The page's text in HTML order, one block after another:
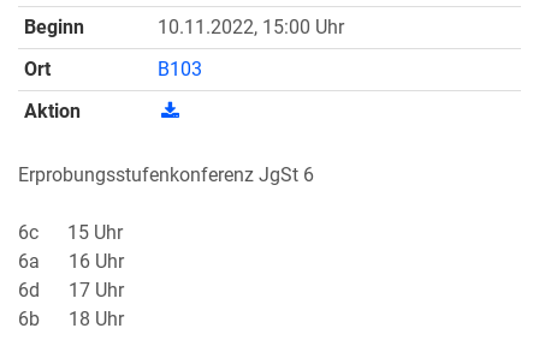
Beginn
10.11.2022, 15:00 Uhr
Ort
B103
Aktion
Erprobungsstufenkonferenz JgSt 6
6c 15 Uhr
6a 16 Uhr
6d 17 Uhr
6b 18 Uhr